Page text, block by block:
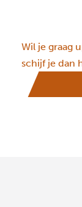
Wil je graag
schijf je dan